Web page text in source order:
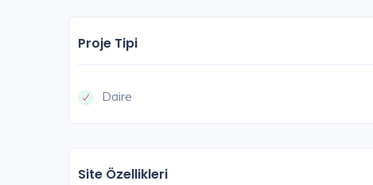
Proje Tipi
Daire
Site Özellikleri